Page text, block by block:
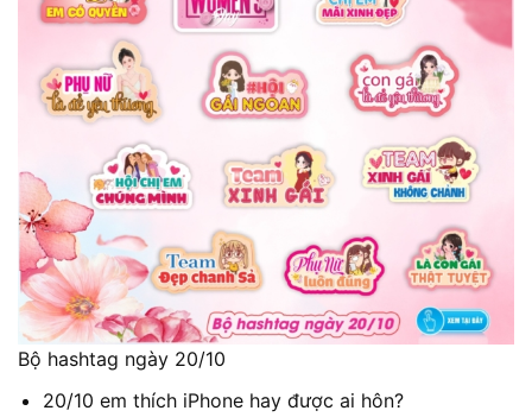
Bộ hashtag ngày 20/10
20/10 em thích iPhone hay được ai hôn?